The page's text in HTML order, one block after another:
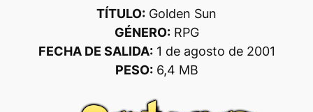
TÍTULO: Golden Sun
GÉNERO:RPG
FECHA DE SALIDA:1 de agosto de 2001
PESO:6,4 MB